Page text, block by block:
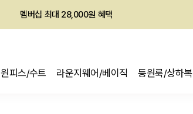
멤버십 최대 28,000원 혜택
원피스/수트 라운지웨어/베이직 등원룩/상하복